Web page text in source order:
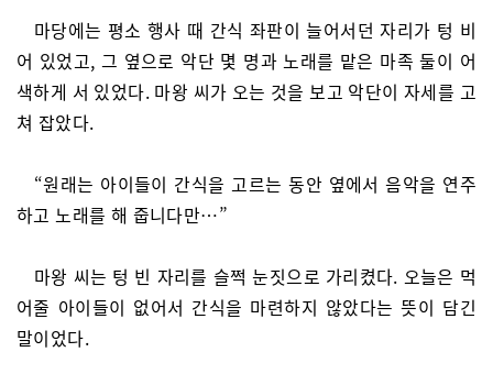
마당에는 평소 행사 때 간식 좌판이 늘어서던 자리가 텅 비
어 있었고, 그 옆으로 악단 몇 명과 노래를 맡은 마족 둘이 어
색하게 서 있었다. 마왕 씨가 오는 것을 보고 악단이 자세를 고
쳐 잡았다.
“원래는 아이들이 간식을 고르는 동안 옆에서 음악을 연주
하고 노래를 해 줍니다만…”
마왕 씨는 텅 빈 자리를 슬쩍 눈짓으로 가리켰다. 오늘은 먹
어줄 아이들이 없어서 간식을 마련하지 않았다는 뜻이 담긴
말이었다.